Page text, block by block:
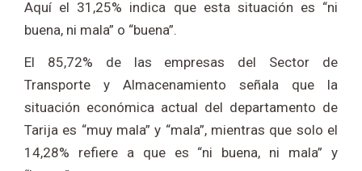
Aquí el 31,25% indica que esta situación es “ni
buena, ni mala” o “buena”.
El 85,72% de las empresas del Sector de
Transporte y Almacenamiento señala que la
situación económica actual del departamento de
Tarija es “muy mala” y “mala”, mientras que solo el
14,28% refiere a que es “ni buena, ni mala” y